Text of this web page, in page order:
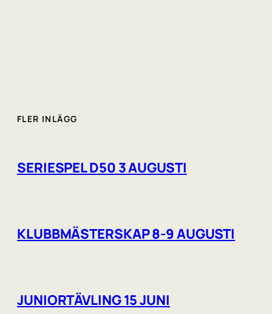
FLER INLÄGG
SERIESPEL D50 3 AUGUSTI
KLUBBMÄSTERSKAP 8-9 AUGUSTI
JUNIORTÄVLING 15 JUNI